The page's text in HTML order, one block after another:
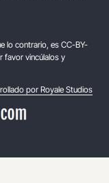
lo contrario, es CC-BY-
favor vincúlalos y
por Royale Studios